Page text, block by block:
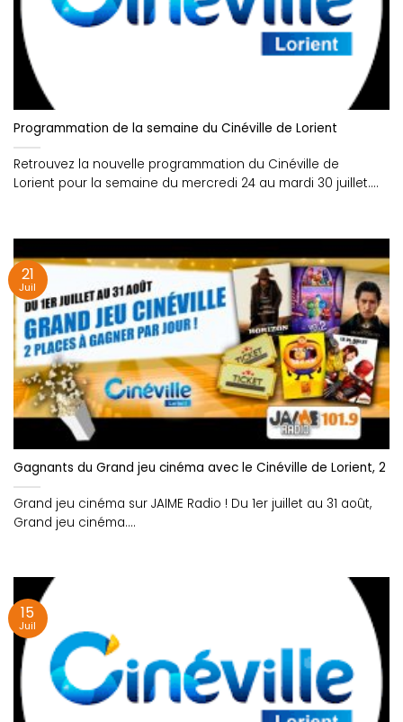
Programmation de la semaine du Cinéville de Lorient
Retrouvez la nouvelle programmation du Cinéville de
Lorient pour la semaine du mercredi 24 au mardi 30 juillet....
Gagnants du Grand jeu cinéma avec le Cinéville de Lorient, 2
Grand jeu cinéma sur JAIME Radio ! Du 1er juillet au 31 août,
Grand jeu cinéma....
21
Juil
15
Juil